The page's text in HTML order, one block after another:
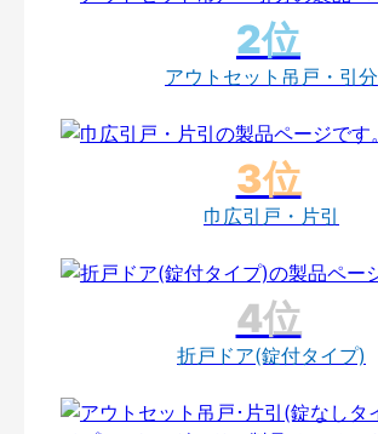
アウトセット吊戸・引分
巾広引戸・片引
折戸ドア(錠付タイプ)